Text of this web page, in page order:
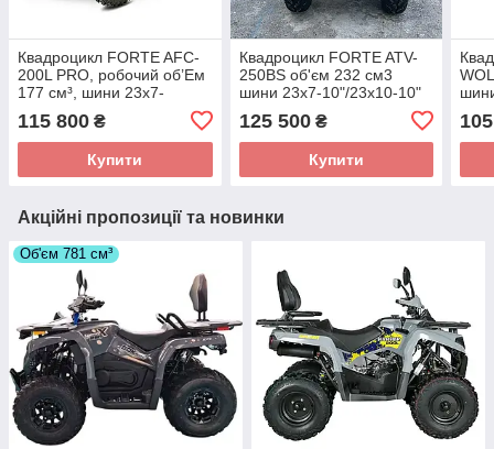
Квадроцикл FORTE AFC-
200L PRO, робочий об’Ем
177 см³, шини 23х7-
115 800 ₴
Купити
Квадроцикл FORTE ATV-
250BS об'єм 232 см3
шини 23х7-10"/23х10-10"
125 500₴
Купити
Акційні пропозиції та новинки
Об'єм 781 см³